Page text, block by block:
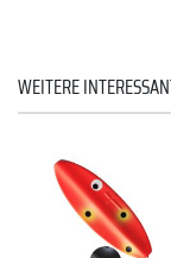
WEITERE